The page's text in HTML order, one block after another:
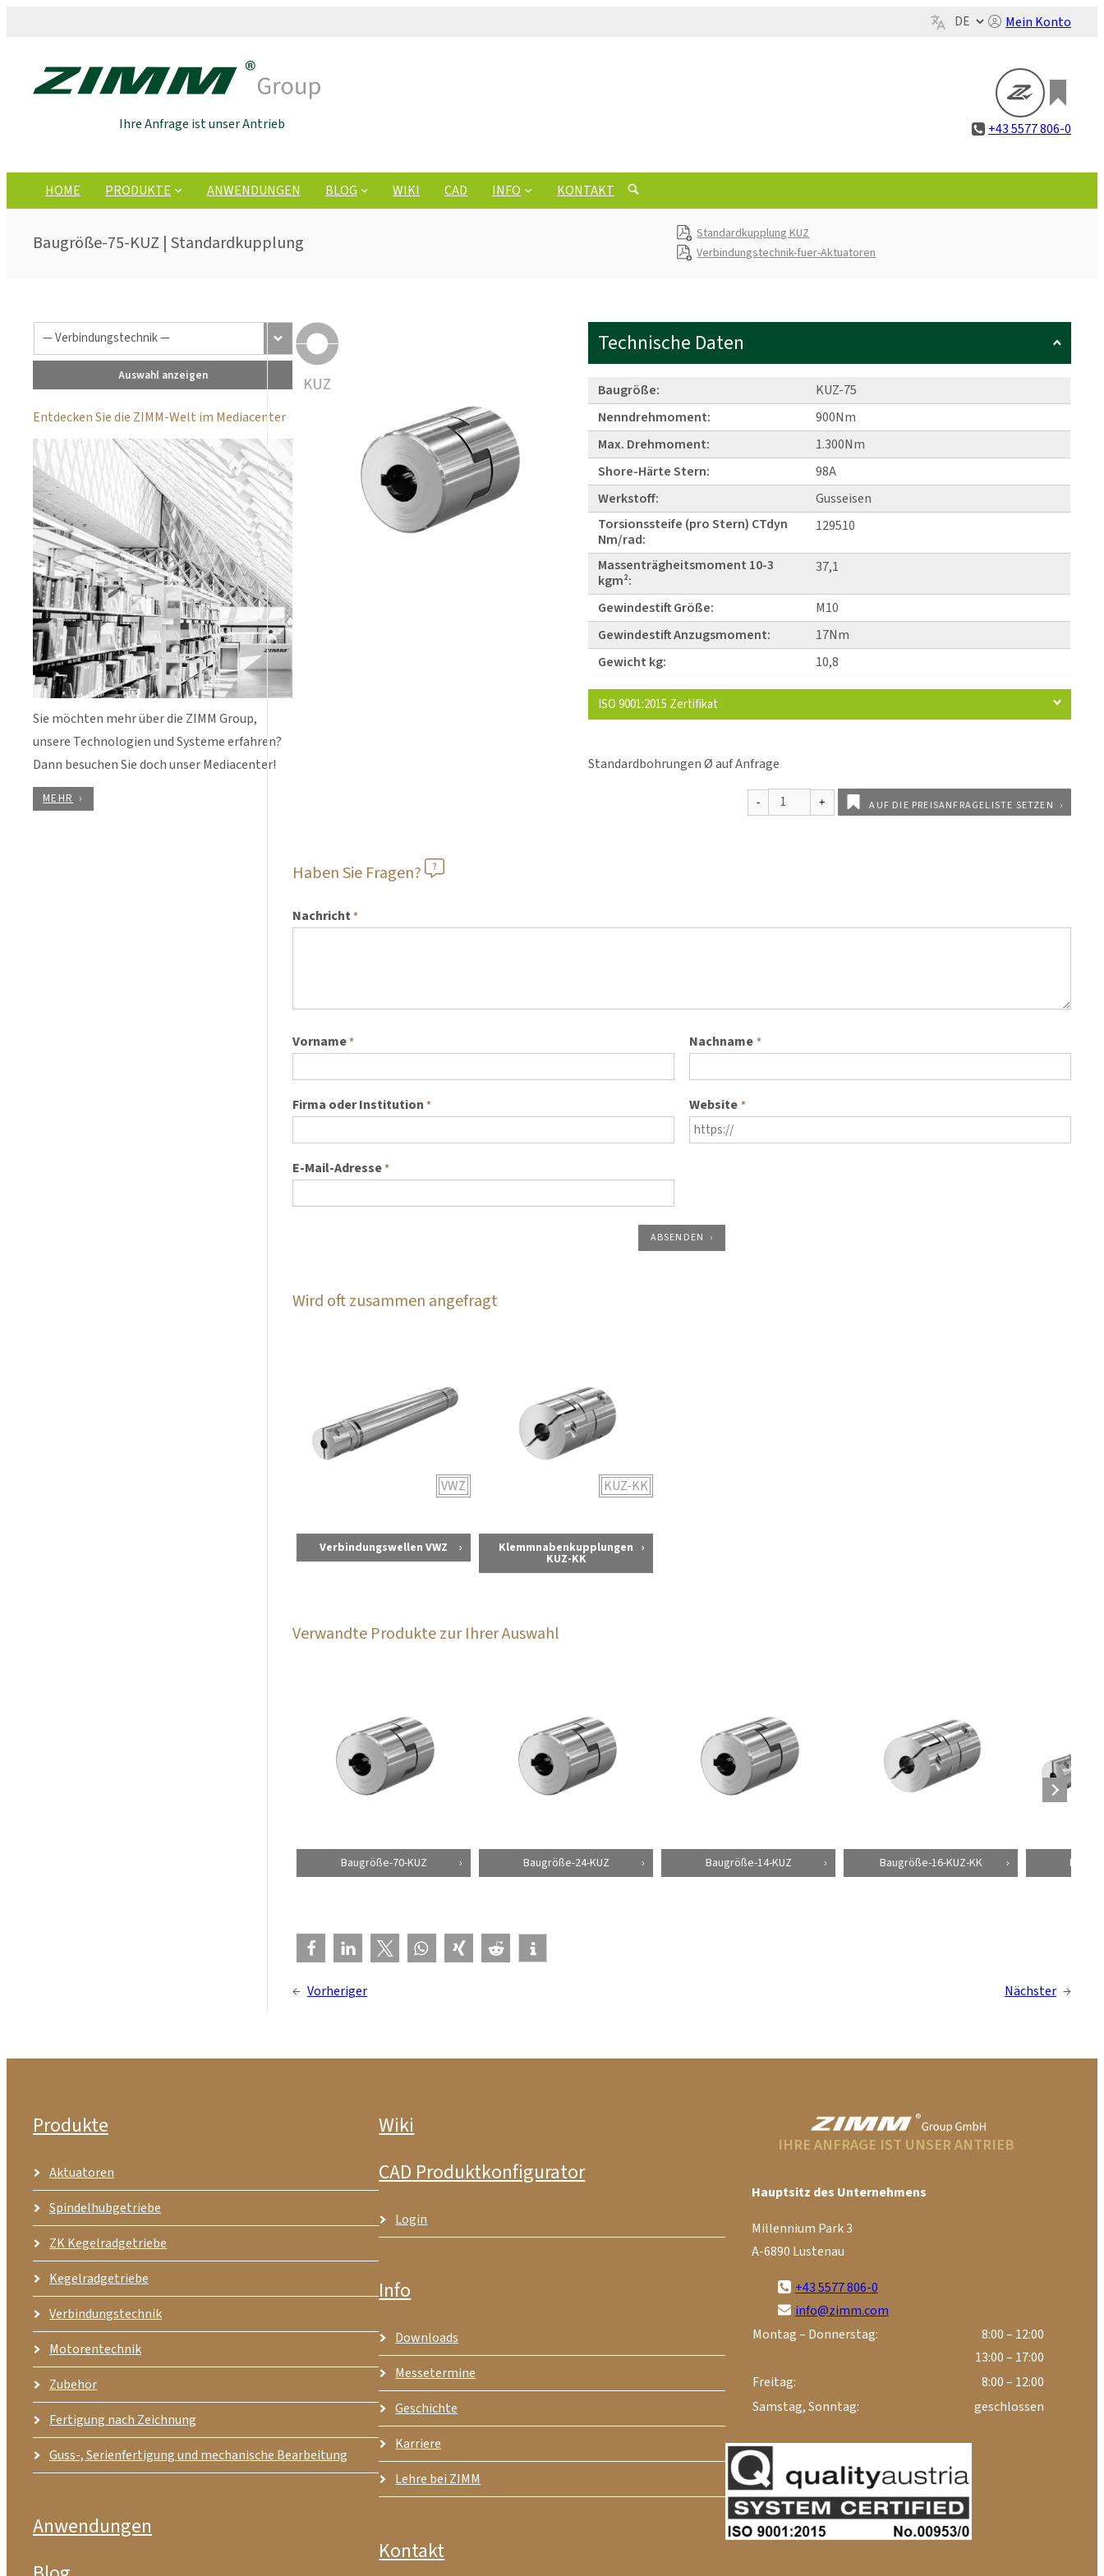
Mein Konto
Ihre Anfrage ist unser Antrieb +43 5577 806-0
HOME PRODUKTE ANWENDUNGEN BLOG WIKI CAD INFO KONTAKT
Baugröße-75-KUZ | Standardkupplung
Standardkupplung KUZ
Verbindungstechnik-fuer-Aktuatoren
Auswahl anzeigen
Entdecken Sie die ZIMM-Welt im Mediacenter
Sie möchten mehr über die ZIMM Group,
unsere Technologien und Systeme erfahren?
Dann besuchen Sie doch unser Mediacenter!
MEHR
Technische Daten
Baugröße:
KUZ-75
Nenndrehmoment:
900Nm
Max. Drehmoment:
1.300Nm
Shore-Härte Stern:
98A
Werkstoff:
Gusseisen
Torsionssteife (pro Stern) CTdyn
Nm/rad:
129510
Massenträgheitsmoment 10-3
kgm²:
37,1
Gewindestift Größe:
M10
Gewindestift Anzugsmoment:
17Nm
Gewicht kg:
10,8
ISO 9001:2015 Zertifikat
Standardbohrungen Ø auf Anfrage
AUF DIE PREISANFRAGELISTE SETZEN
Haben Sie Fragen?
Nachricht*
Vorname* Nachname *
Firma oder Institution * Website *
E-Mail-Adresse*
ABSENDEN
Wird oft zusammen angefragt
VWZ
Verbindungswellen VWZ
KUZ-KK
Klemmnabenkupplungen
KUZ-KK
Verwandte Produkte zur Ihrer Auswahl
Baugröße-70-KUZ Baugröße-24-KUZ Baugröße-14-KUZ Baugröße-16-KUZ-KK
← Vorheriger Nächster →
Produkte
Aktuatoren
Spindelhubgetriebe
ZK Kegelradgetriebe
Kegelradgetriebe
Verbindungstechnik
Motorentechnik
Zubehör
Fertigung nach Zeichnung
Guss-, Serienfertigung und mechanische Bearbeitung
Anwendungen
Wiki
CAD Produktkonfigurator
Login
Info
Downloads
Messetermine
Geschichte
Karriere
Lehre bei ZIMM
Kontakt
IHRE ANFRAGE IST UNSER ANTRIEB
Hauptsitz des Unternehmens
Millennium Park 3
A-6890 Lustenau
+43 5577 806-0
info@zimm.com
Montag – Donnerstag:
8:00 – 12:00
13:00 – 17:00
Freitag:
8:00 – 12:00
Samstag, Sonntag:
geschlossen